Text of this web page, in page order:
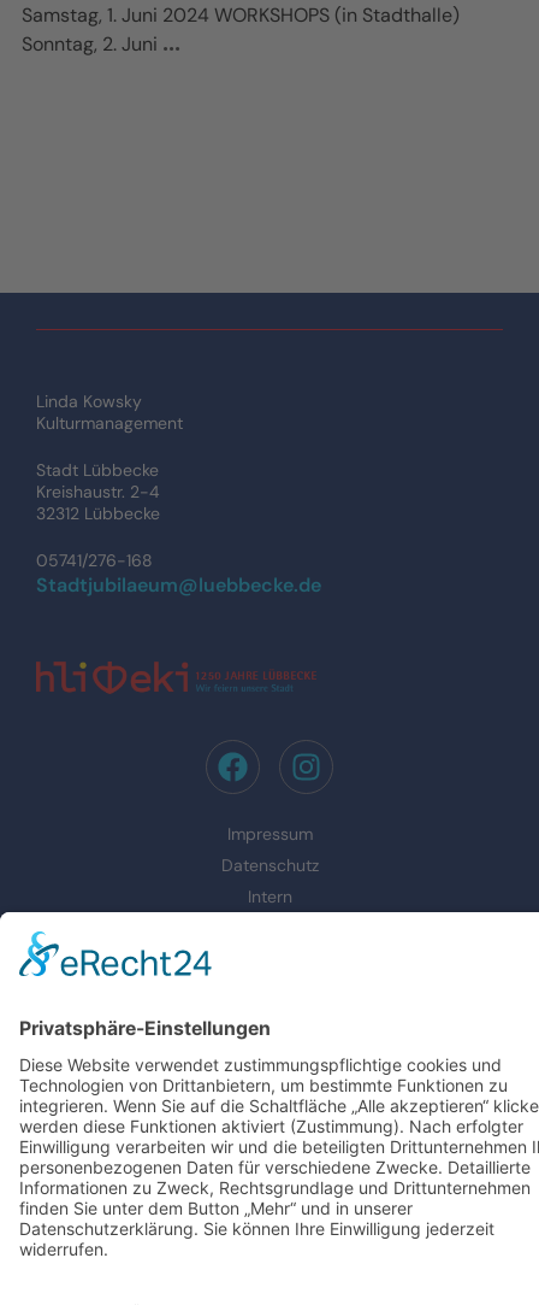
Samstag, 1. Juni 2024 WORKSHOPS (in Stadthalle)
Sonntag, 2. Juni
Impressum
Datenschutz
Intern
Linda Kowsky
Kulturmanagement
Stadt Lübbecke
Kreishaustr. 2-4
32312 Lübbecke
05741/276-168
Stadtjubilaeum@luebbecke.de